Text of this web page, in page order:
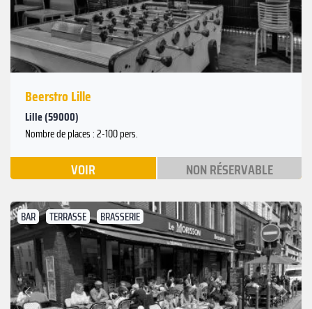
Beerstro Lille
Lille (59000)
Nombre de places : 2-100 pers.
VOIR NON RÉSERVABLE
BAR TERRASSE BRASSERIE
Précédent
Suivant